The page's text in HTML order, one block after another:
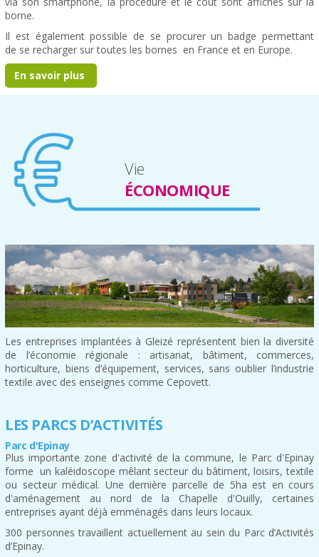
borne.
Il est également possible de se procurer un badge permettant
de se recharger sur toutes les bornes en France et en Europe.
En savoir plus
Vie
ÉCONOMIQUE
Les entreprises implantées à Gleizé représentent bien la diversité
de l’économie régionale : artisanat, bâtiment, commerces,
horticulture, biens d’équipement, services, sans oublier l’industrie
textile avec des enseignes comme Cepovett.
LES PARCS D’ACTIVITÉS
Parc d'Epinay
Plus importante zone d'activité de la commune, le Parc d'Epinay
forme un kaléidoscope mêlant secteur du bâtiment, loisirs, textile
ou secteur médical. Une dernière parcelle de 5ha est en cours
d'aménagement au nord de la Chapelle d'Ouilly, certaines
entreprises ayant déjà emménagés dans leurs locaux.
300 personnes travaillent actuellement au sein du Parc d’Activités
d’Epinay.